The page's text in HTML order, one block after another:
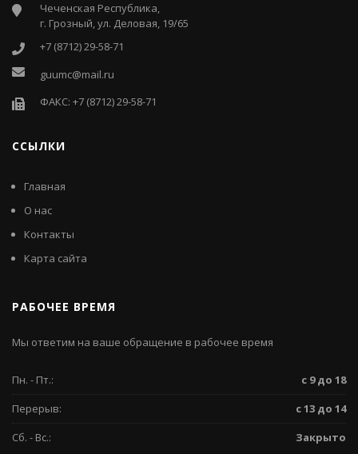
Чеченская Республика,
г. Грозный, ул. Деловая, 19/65
+7 (8712) 29-58-71
guumc@mail.ru
ФАКС: +7 (8712) 29-58-71
ССЫЛКИ
Главная
О нас
Контакты
Карта сайта
РАБОЧЕЕ ВРЕМЯ
Мы ответим на ваше обращение в рабочее время
Пн. - Пт.:
с 9 до 18
Перерыв:
с 13 до 14
Сб. - Вс.:
Закрыто